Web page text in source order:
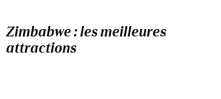
Zimbabwe : les meilleures
attractions